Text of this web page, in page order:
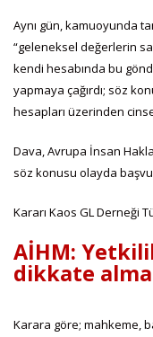
Aynı gün, kamuoyunda
“geleneksel değerlerin
kendi hesabında bu
yapmaya çağırdı; söz
hesapları üzerinden
Dava, Avrupa İnsan
söz konusu olayda
Kararı Kaos GL Derneği
AİHM:
dikkate
Karara göre; mahkeme,